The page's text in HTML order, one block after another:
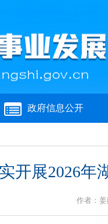
政府信息公开
开展2026年
作者：